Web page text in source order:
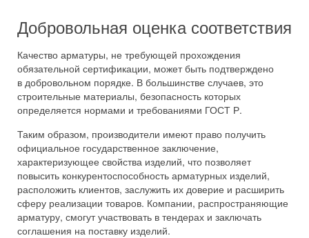
Добровольная оценка соответствия
Качество арматуры, не требующей прохождения
обязательной сертификации, может быть подтверждено
в добровольном порядке. В большинстве случаев, это
строительные материалы, безопасность которых
определяется нормами и требованиями ГОСТ Р.
Таким образом, производители имеют право получить
официальное государственное заключение,
характеризующее свойства изделий, что позволяет
повысить конкурентоспособность арматурных изделий,
расположить клиентов, заслужить их доверие и расширить
сферу реализации товаров. Компании, распространяющие
арматуру, смогут участвовать в тендерах и заключать
соглашения на поставку изделий.